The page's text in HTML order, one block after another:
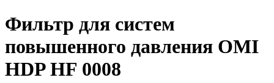
Фильтр для систем
повышенного давления OMI
HDP HF 0008